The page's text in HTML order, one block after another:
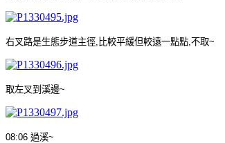
右叉路是生態步道主徑 比較平緩但較遠一點點 不取~
取左叉到溪邊~
08:06 過溪~